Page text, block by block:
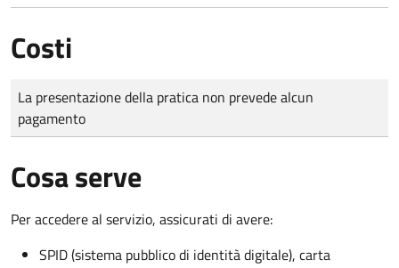
Costi
Tipo di pagamento
Importo
La presentazione della pratica non prevede alcun
pagamento
Cosa serve
Per accedere al servizio, assicurati di avere:
SPID (sistema pubblico di identità digitale), carta